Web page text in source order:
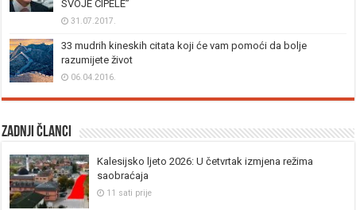
SVOJE CIPELE”
31.07.2017.
33 mudrih kineskih citata koji će vam pomoći da bolje
razumijete život
06.04.2016.
Zadnji članci
Kalesijsko ljeto 2026: U četvrtak izmjena režima
saobraćaja
11 sati prije